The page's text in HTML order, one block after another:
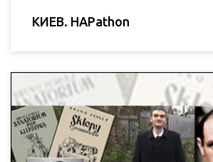
КИЕВ. HAPathon